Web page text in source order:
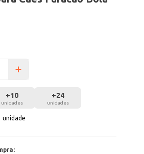
+10
unidades
+24
unidades
unidade